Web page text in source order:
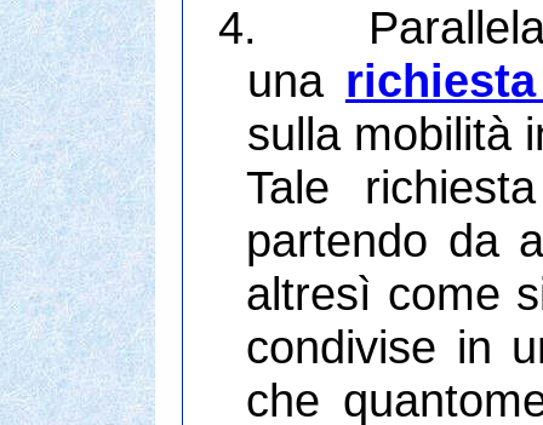
4.
una
sulla mobilità
Tale
partendo da
altresì come
condivise in
che